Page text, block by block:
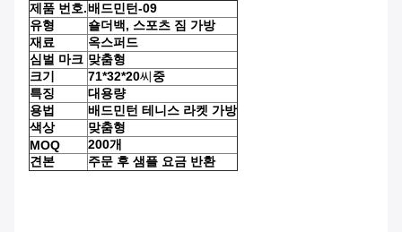
제품 번호.배드민턴-09
유형
숄더백, 스포츠 짐 가방
재료
옥스퍼드
심벌 마크 맞춤형
크기
71*32*20씨중
특징
대용량
용법
배드민턴 테니스 라켓 가방
색상
맞춤형
MOQ
200개
견본
주문 후 샘플 요금 반환